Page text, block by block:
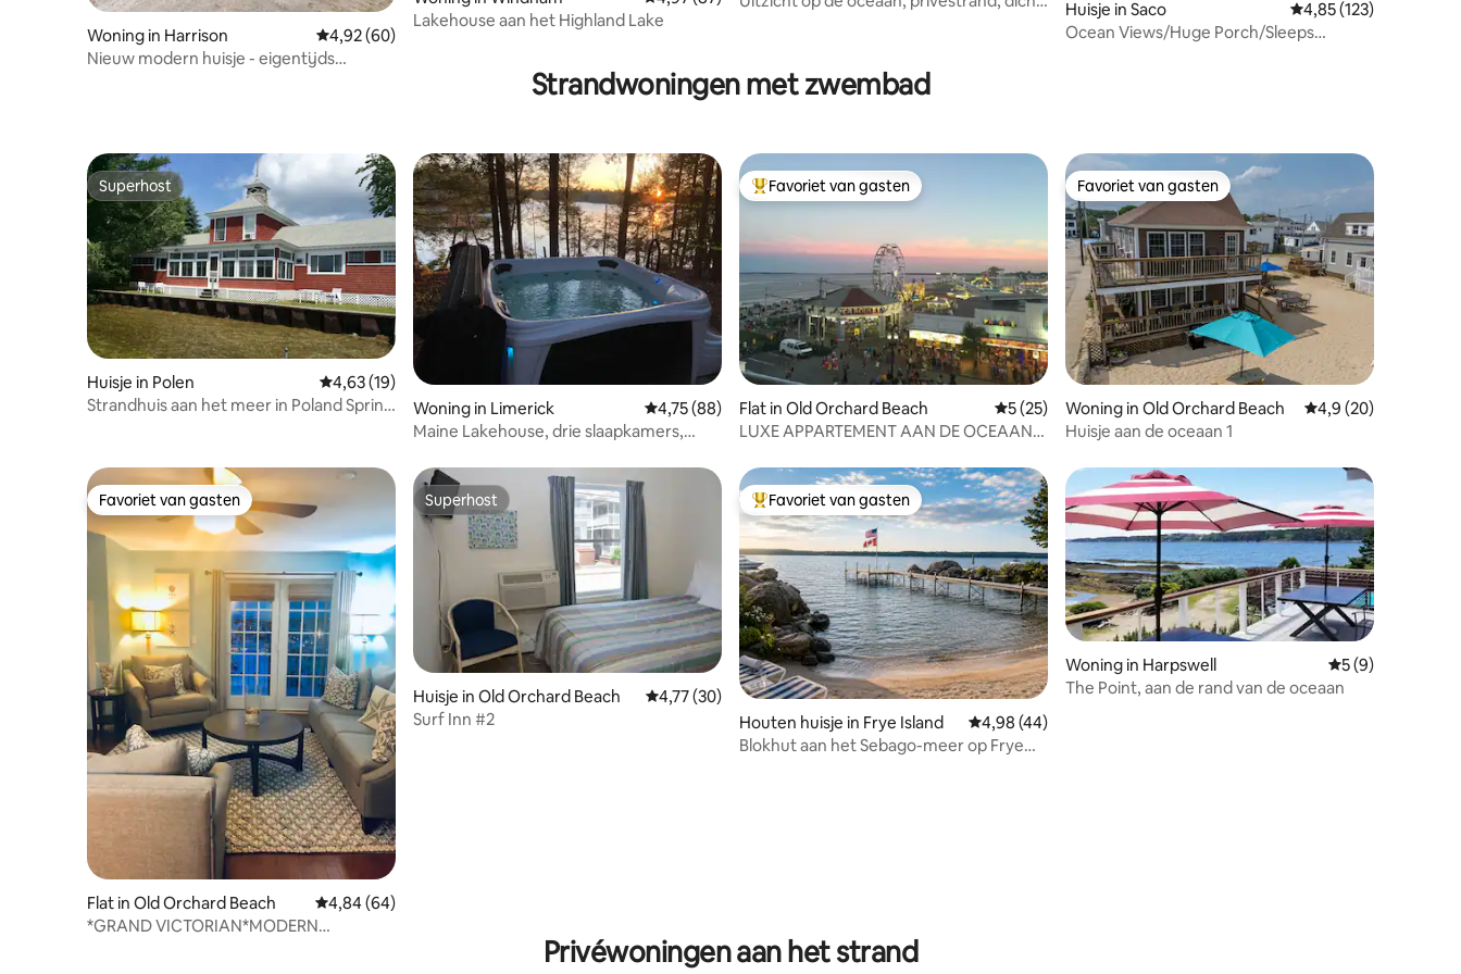
Woning in Harrison Gemiddelde beoordeling van 4,92 op 5, 60 recensies
4,92 (60)
Nieuw modern huisje - eigentijds
Lakehouse aan het Highland Lake
Huisje in Saco Gemiddelde
4,85 (123)
Ocean Views/Huge Porch/Sleeps
Strandwoningen met zwembad
Superhost
Superhost
Huisje in Polen Gemiddelde beoordeling van 4,63 op 5, 19 recensies
4,63 (19)
Strandhuis aan het meer in Poland Spring
Woning in Limerick Gemiddelde beoordeling van 4,75 op 5, 88 recensies
4,75 (88)
Maine Lakehouse, drie slaapkamers,
Topfavoriet van gasten
Favoriet van gasten
Flat in Old Orchard Beach Gemiddelde beoordeling van 5 op 5, 25 recensies
5 (25)
LUXE APPARTEMENT AAN DE OCEAAN
Favoriet van gasten
Favoriet van gasten
Woning in Old Orchard Beach Gemiddelde
4,9 (20)
Huisje aan de oceaan 1
Favoriet van gasten
Favoriet van gasten
Flat in Old Orchard Beach Gemiddelde beoordeling van 4,84 op 5, 64 recensies
4,84 (64)
*GRAND VICTORIAN*MODERN
Superhost
Superhost
Huisje in Old Orchard Beach Gemiddelde beoordeling van 4,77 op 5, 30 recensies
4,77 (30)
Surf Inn #2
Topfavoriet van gasten
Favoriet van gasten
Houten huisje in Frye Island Gemiddelde beoordeling van 4,98 op 5, 44 recensies
4,98 (44)
Blokhut aan het Sebago-meer op Frye
Woning in Harpswell Gemiddelde
5 (9)
The Point, aan de rand van de oceaan
Privéwoningen aan het strand